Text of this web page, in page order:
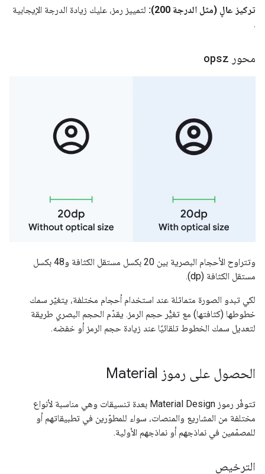
تركيز عالٍ (مثل الدرجة 200):
لتمييز رمز، عليك زيادة الدرجة الإيجابية
.
محور opsz
وتتراوح الأحجام البصرية بين 20 بكسل مستقل الكثافة و48 بكسل
مستقل الكثافة (dp).
لكي تبدو الصورة متماثلة عند استخدام أحجام مختلفة، يتغيّر سمك
خطوطها (كثافتها) مع تغيُّر حجم الرمز. يقدّم الحجم البصري طريقة
لتعديل سمك الخطوط تلقائيًا عند زيادة حجم الرمز أو خفضه.
الحصول على رموز Material
تتوفّر رموز Material Design بعدة تنسيقات وهي مناسبة لأنواع
مختلفة من المشاريع والمنصات، سواء للمطوّرين في تطبيقاتهم أو
للمصمّمين في نماذجهم أو نماذجهم الأولية.
الترخيص